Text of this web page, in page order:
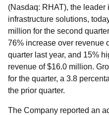
(Nasdaq: RHAT), the leader
infrastructure solutions,
million for the second
76% increase over revenue
quarter last year, and 15%
revenue of $16.0 million.
for the quarter, a 3.8
the prior quarter.
The Company reported an